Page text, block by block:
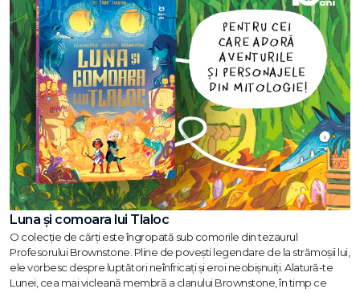
Luna și comoara lui Tlaloc
O colecție de cărți este îngropată sub comorile din tezaurul
Profesorului Brownstone. Pline de povești legendare de la strămoșii lui,
ele vorbesc despre luptători neînfricați și eroi neobișnuiți. Alatură-te
Lunei, cea mai vicleană membră a clanului Brownstone, în timp ce